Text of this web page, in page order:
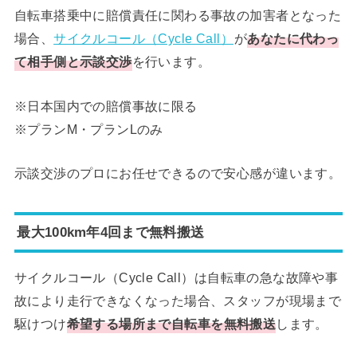
自転車搭乗中に賠償責任に関わる事故の加害者となった
場合、サイクルコール（Cycle Call） があなたに代わっ
て相手側と示談交渉を行います。
※日本国内での賠償事故に限る
※プランM・プランLのみ
示談交渉のプロにお任せできるので安心感が違います。
最大100km年4回まで無料搬送
サイクルコール（Cycle Call）は自転車の急な故障や事
故により走行できなくなった場合、スタッフが現場まで
駆けつけ希望する場所まで自転車を無料搬送します。